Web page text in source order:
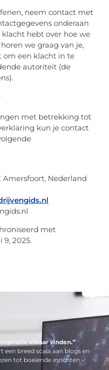
neem contact met
onderaan
hebt over hoe we
we graag van je,
om een klacht in te
autoriteit (de
met betrekking tot
kun je contact
Amersfoort, Nederland
met
9, 2025.
elkaar vinden.”
breed scala aan blogs en
tot boeiende inzichten.